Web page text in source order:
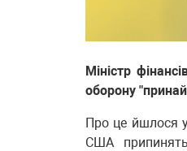
Міністр
оборону
Про це йшлося
США